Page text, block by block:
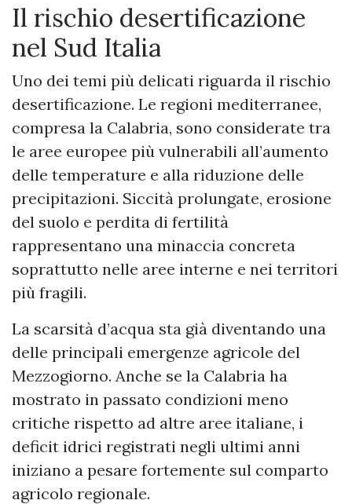
Il rischio desertificazione
nel Sud Italia
Uno dei temi più delicati riguarda il rischio
desertificazione. Le regioni mediterranee,
compresa la Calabria, sono considerate tra
le aree europee più vulnerabili all’aumento
delle temperature e alla riduzione delle
precipitazioni. Siccità prolungate, erosione
del suolo e perdita di fertilità
rappresentano una minaccia concreta
soprattutto nelle aree interne e nei territori
più fragili.
La scarsità d’acqua sta già diventando una
delle principali emergenze agricole del
Mezzogiorno. Anche se la Calabria ha
mostrato in passato condizioni meno
critiche rispetto ad altre aree italiane, i
deficit idrici registrati negli ultimi anni
iniziano a pesare fortemente sul comparto
agricolo regionale.